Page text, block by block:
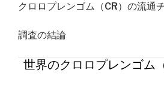
クロロプレンゴム（CR）の流通
調査の結論
世界のクロロプレンゴム